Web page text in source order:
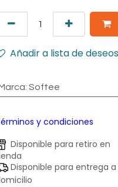
Añadir a lista de deseos
: Softee
y condiciones
Disponible para retiro en
Disponible para entrega a